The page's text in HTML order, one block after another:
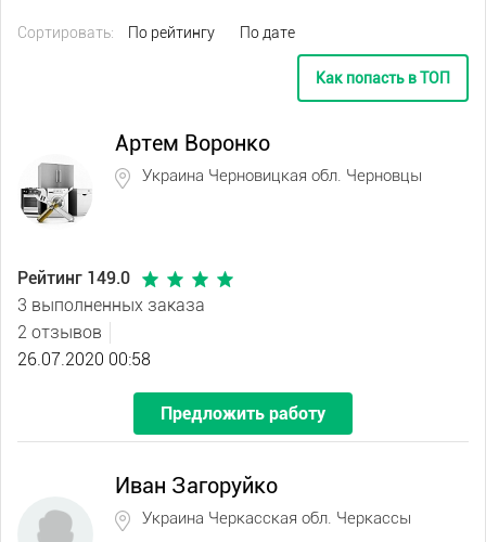
Сортировать: По рейтингу По дате
Как попасть в ТОП
Артем Воронко
Украина Черновицкая обл. Черновцы
Рейтинг 149.0
3 выполненных заказа
2 отзывов
26.07.2020 00:58
Предложить работу
Иван Загоруйко
Украина Черкасская обл. Черкассы